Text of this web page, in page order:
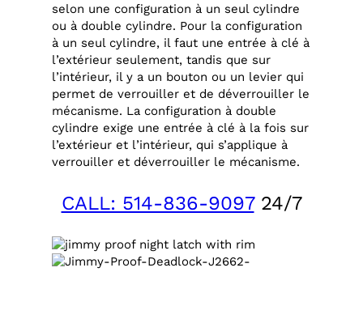
selon une configuration à un seul cylindre
ou à double cylindre. Pour la configuration
à un seul cylindre, il faut une entrée à clé à
l’extérieur seulement, tandis que sur
l’intérieur, il y a un bouton ou un levier qui
permet de verrouiller et de déverrouiller le
mécanisme. La configuration à double
cylindre exige une entrée à clé à la fois sur
l’extérieur et l’intérieur, qui s’applique à
verrouiller et déverrouiller le mécanisme.
CALL: 514-836-909724/7